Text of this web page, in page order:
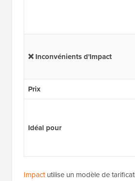
❌ Inconvénients d'Impact
Prix
Idéal pour
Impactutilise un modèle de